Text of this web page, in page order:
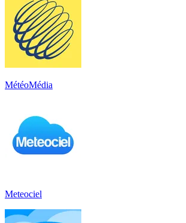
MétéoMédia
Meteociel